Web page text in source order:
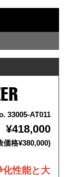
33005-AT011
¥418,000
価格¥380,000)
化性能と大